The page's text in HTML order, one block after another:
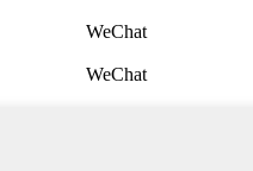
WeChat
WeChat